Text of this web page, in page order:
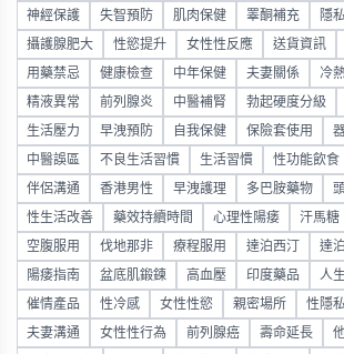
神經保護 失智預防 肌肉保健 睪酮補充 隱
攝護腺肥大 性慾提升 女性性反應 送貨資訊
用藥禁忌 健康檢查 中年保健 夫妻關係 冷
精液異常 前列腺炎 中醫補腎 勃起硬度分級
生活壓力 早洩預防 自我保健 保險套使用
中醫誤區 不良生活習慣 生活習慣 性功能飲食
伴侶溝通 香港男性 早洩護理 多巴胺藥物
性生活改善 藥效持續時間 心理性陽痿 汗馬糖
空腹服用 伐地那非 療程服用 達泊西汀 達
陽痿指南 盆底肌鍛鍊 高血壓 印度藥品 人
催情產品 性冷感 女性性慾 親密場所 性隱私
夫妻溝通 女性性行為 前列腺癌 壽命延長